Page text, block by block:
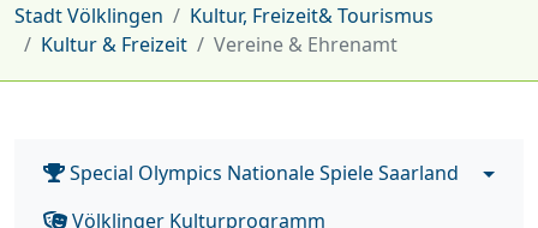
Stadt Völklingen
Kultur, Freizeit& Tourismus
Kultur & Freizeit
Vereine & Ehrenamt
Special Olympics Nationale Spiele Saarland
Völklinger Kulturprogramm